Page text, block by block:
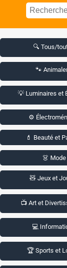
🔍 Tous/
🐾
💡 Luminaires et
⚙️
💄 Beauté et
👗 Mode
🧸 Jeux et
📺 Art et
💻
🏆 Sports et